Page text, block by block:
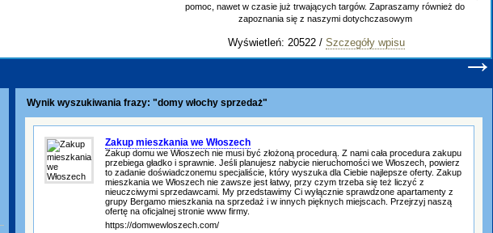
pomoc, nawet w czasie już trwających targów. Zapraszamy również do
zapoznania się z naszymi dotychczasowym
Wyświetleń: 20522 / Szczegóły wpisu
→
Wynik wyszukiwania frazy: "domy włochy sprzedaż"
Zakup mieszkania we Włoszech
Zakup domu we Włoszech nie musi być złożoną procedurą. Z nami cała procedura zakupu
przebiega gładko i sprawnie. Jeśli planujesz nabycie nieruchomości we Włoszech, powierz
to zadanie doświadczonemu specjaliście, który wyszuka dla Ciebie najlepsze oferty. Zakup
mieszkania we Włoszech nie zawsze jest łatwy, przy czym trzeba się też liczyć z
nieuczciwymi sprzedawcami. My przedstawimy Ci wyłącznie sprawdzone apartamenty z
grupy Bergamo mieszkania na sprzedaż i w innych pięknych miejscach. Przejrzyj naszą
ofertę na oficjalnej stronie www firmy.
https://domwewloszech.com/